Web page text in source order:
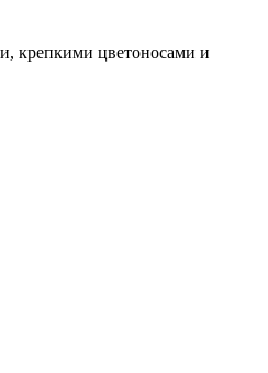
крепкими цветоносами и